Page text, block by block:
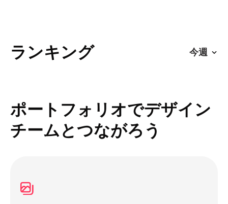
ランキング
ポートフォリオでデザイン
チームとつながろう